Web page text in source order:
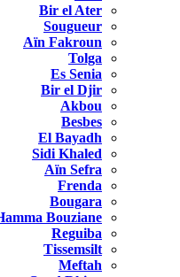
Bir el Ater
Sougueur
Aïn Fakroun
Tolga
Es Senia
Bir el Djir
Akbou
Besbes
El Bayadh
Sidi Khaled
Aïn Sefra
Frenda
Bougara
Bouziane
Reguiba
Tissemsilt
Meftah